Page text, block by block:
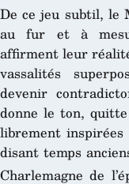
De ce jeu subtil, le
au fur et à
affirment leur
vassalités
devenir
donne le ton,
librement
disant temps
Charlemagne de